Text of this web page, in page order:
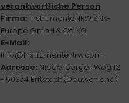
verantwortliche Person
Firma: InstrumenteNRW SNK-
Europe GmbH & Co. KG
E-Mail:
info@InstrumenteNrw.com
Adresse: Niederberger Weg 12
- 50374 Erftstadt (Deutschland)